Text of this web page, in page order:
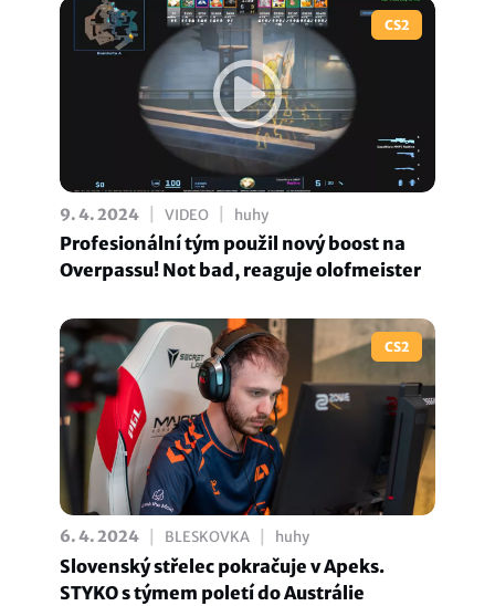
CS2
9. 4. 2024 VIDEO huhy
Profesionální tým použil nový boost na
Overpassu! Not bad, reaguje olofmeister
CS2
6. 4. 2024 BLESKOVKA huhy
Slovenský střelec pokračuje v Apeks.
STYKO s týmem poletí do Austrálie